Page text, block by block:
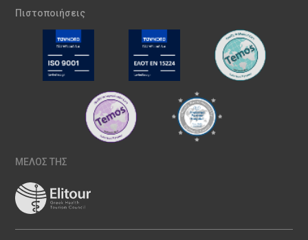
Πιστοποιήσεις
ΜΕΛΟΣ ΤΗΣ